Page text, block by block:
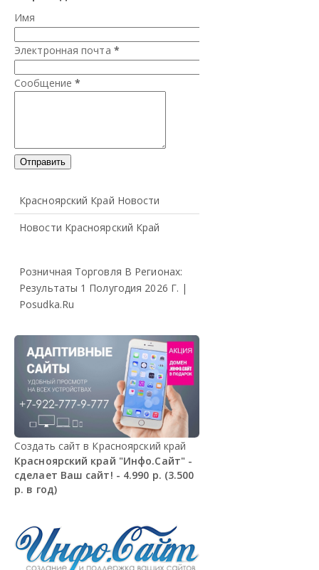
Имя
Электронная почта *
Сообщение *
Красноярский Край Новости
Новости Красноярский Край
Розничная Торговля В Регионах:
Результаты 1 Полугодия 2026 Г. |
Posudka.ru
Создать сайт в Красноярский край
Красноярский край "Инфо.Сайт" -
сделает Ваш сайт! - 4.990 р. (3.500
р. в год)